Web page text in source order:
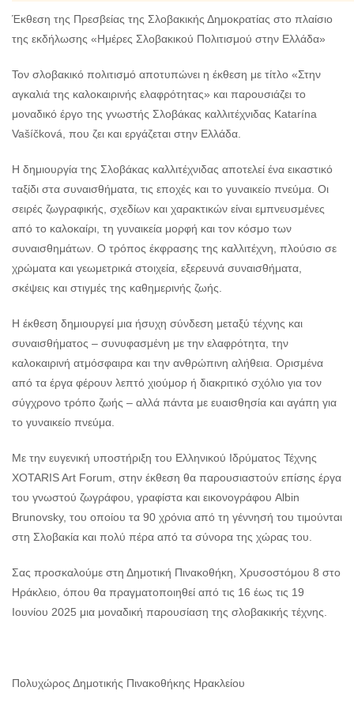
Έκθεση της Πρεσβείας της Σλοβακικής Δημοκρατίας στο πλαίσιο
της εκδήλωσης «Ημέρες Σλοβακικού Πολιτισμού στην Ελλάδα»
Τον σλοβακικό πολιτισμό αποτυπώνει η έκθεση με τίτλο «Στην
αγκαλιά της καλοκαιρινής ελαφρότητας» και παρουσιάζει το
μοναδικό έργο της γνωστής Σλοβάκας καλλιτέχνιδας Katarína
Vašíčková, που ζει και εργάζεται στην Ελλάδα.
H δημιουργία της Σλοβάκας καλλιτέχνιδας αποτελεί ένα εικαστικό
ταξίδι στα συναισθήματα, τις εποχές και το γυναικείο πνεύμα. Οι
σειρές ζωγραφικής, σχεδίων και χαρακτικών είναι εμπνευσμένες
από το καλοκαίρι, τη γυναικεία μορφή και τον κόσμο των
συναισθημάτων. Ο τρόπος έκφρασης της καλλιτέχνη, πλούσιο σε
χρώματα και γεωμετρικά στοιχεία, εξερευνά συναισθήματα,
σκέψεις και στιγμές της καθημερινής ζωής.
Η έκθεση δημιουργεί μια ήσυχη σύνδεση μεταξύ τέχνης και
συναισθήματος – συνυφασμένη με την ελαφρότητα, την
καλοκαιρινή ατμόσφαιρα και την ανθρώπινη αλήθεια. Ορισμένα
από τα έργα φέρουν λεπτό χιούμορ ή διακριτικό σχόλιο για τον
σύγχρονο τρόπο ζωής – αλλά πάντα με ευαισθησία και αγάπη για
το γυναικείο πνεύμα.
Με την ευγενική υποστήριξη του Ελληνικού Ιδρύματος Τέχνης
XOTARIS Art Forum, στην έκθεση θα παρουσιαστούν επίσης έργα
του γνωστού ζωγράφου, γραφίστα και εικονογράφου Albin
Brunovsky, του οποίου τα 90 χρόνια από τη γέννησή του τιμούνται
στη Σλοβακία και πολύ πέρα από τα σύνορα της χώρας του.
Σας προσκαλούμε στη Δημοτική Πινακοθήκη, Χρυσοστόμου 8 στο
Ηράκλειο, όπου θα πραγματοποιηθεί από τις 16 έως τις 19
Ιουνίου 2025 μια μοναδική παρουσίαση της σλοβακικής τέχνης.
Πολυχώρος Δημοτικής Πινακοθήκης Ηρακλείου